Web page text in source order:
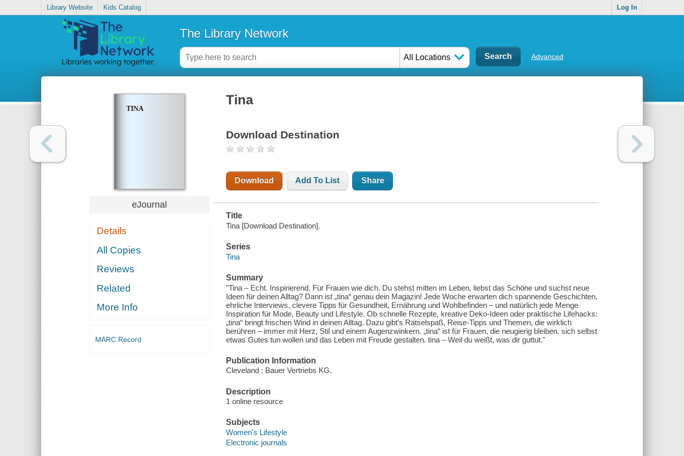
Library Website Kids Catalog Log In
The Library Network
All Locations Advanced
TINA
eJournal
Details
All Copies
Reviews
Related
More Info
MARC Record
Tina
Download Destination
Download Add To List Share
Title
Tina [Download Destination].
Series
Tina
Summary
"Tina – Echt. Inspirierend. Für Frauen wie dich. Du stehst mitten im Leben, liebst das Schöne und suchst neue
Ideen für deinen Alltag? Dann ist „tina“ genau dein Magazin! Jede Woche erwarten dich spannende Geschichten,
ehrliche Interviews, clevere Tipps für Gesundheit, Ernährung und Wohlbefinden – und natürlich jede Menge
Inspiration für Mode, Beauty und Lifestyle. Ob schnelle Rezepte, kreative Deko-Ideen oder praktische Lifehacks:
„tina“ bringt frischen Wind in deinen Alltag. Dazu gibt’s Rätselspaß, Reise-Tipps und Themen, die wirklich
berühren – immer mit Herz, Stil und einem Augenzwinkern. „tina“ ist für Frauen, die neugierig bleiben, sich selbst
etwas Gutes tun wollen und das Leben mit Freude gestalten. tina – Weil du weißt, was dir guttut."
Publication Information
Cleveland : Bauer Vertriebs KG.
Description
1 online resource
Subjects
Women's Lifestyle
Electronic journals